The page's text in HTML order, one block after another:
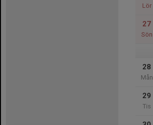
Lör
27
Sön
28
Mån
29
Tis